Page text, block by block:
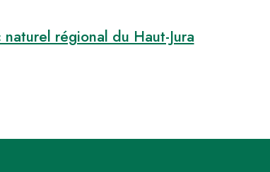
naturel régional du Haut-Jura